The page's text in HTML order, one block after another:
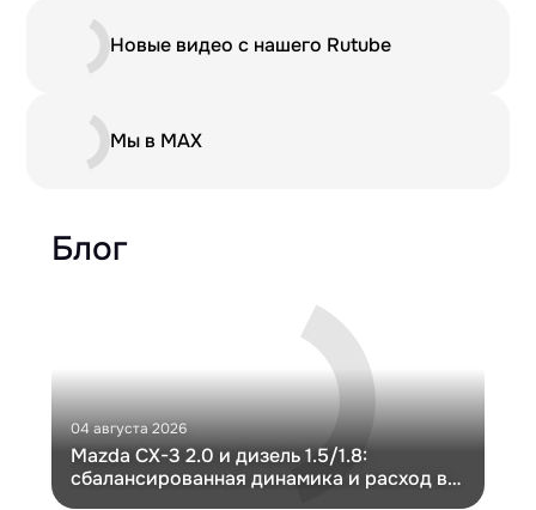
Новые видео с нашего Rutube
Мы в MAX
Блог
04 августа 2026
Mazda CX-3 2.0 и дизель 1.5/1.8:
сбалансированная динамика и расход в